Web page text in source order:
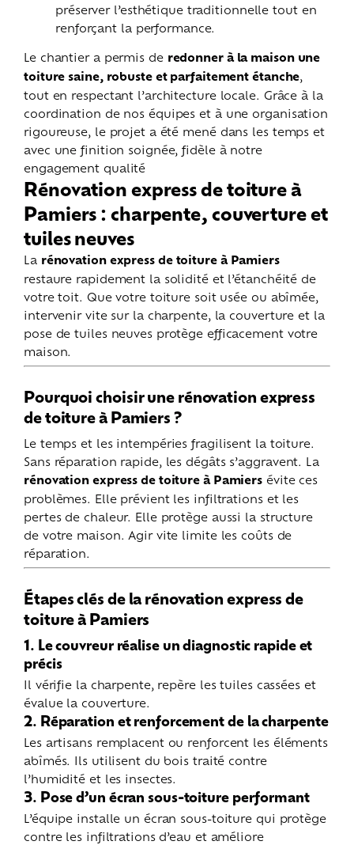
préserver l’esthétique traditionnelle tout en
renforçant la performance.
Le chantier a permis de redonner à la maison une
toiture saine, robuste et parfaitement étanche,
tout en respectant l’architecture locale. Grâce à la
coordination de nos équipes et à une organisation
rigoureuse, le projet a été mené dans les temps et
avec une finition soignée, fidèle à notre
engagement qualité
Rénovation express de toiture à
Pamiers : charpente, couverture et
tuiles neuves
La rénovation express de toiture à Pamiers
restaure rapidement la solidité et l’étanchéité de
votre toit. Que votre toiture soit usée ou abîmée,
intervenir vite sur la charpente, la couverture et la
pose de tuiles neuves protège efficacement votre
maison.
Pourquoi choisir une rénovation express
de toiture à Pamiers ?
Le temps et les intempéries fragilisent la toiture.
Sans réparation rapide, les dégâts s’aggravent. La
rénovation express de toiture à Pamiers évite ces
problèmes. Elle prévient les infiltrations et les
pertes de chaleur. Elle protège aussi la structure
de votre maison. Agir vite limite les coûts de
réparation.
Étapes clés de la rénovation express de
toiture à Pamiers
1. Le couvreur réalise un diagnostic rapide et
précis
Il vérifie la charpente, repère les tuiles cassées et
évalue la couverture.
2. Réparation et renforcement de la charpente
Les artisans remplacent ou renforcent les éléments
abîmés. Ils utilisent du bois traité contre
l’humidité et les insectes.
3. Pose d’un écran sous-toiture performant
L’équipe installe un écran sous-toiture qui protège
contre les infiltrations d’eau et améliore